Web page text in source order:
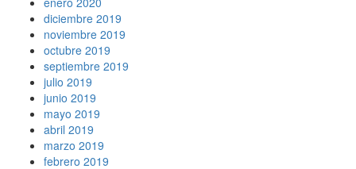
diciembre 2019
noviembre 2019
octubre 2019
septiembre 2019
julio 2019
junio 2019
mayo 2019
abril 2019
marzo 2019
febrero 2019